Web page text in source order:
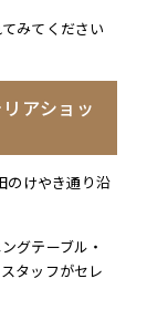
みてください
アショッ
のけやき通り沿
グテーブル・
タッフがセレ